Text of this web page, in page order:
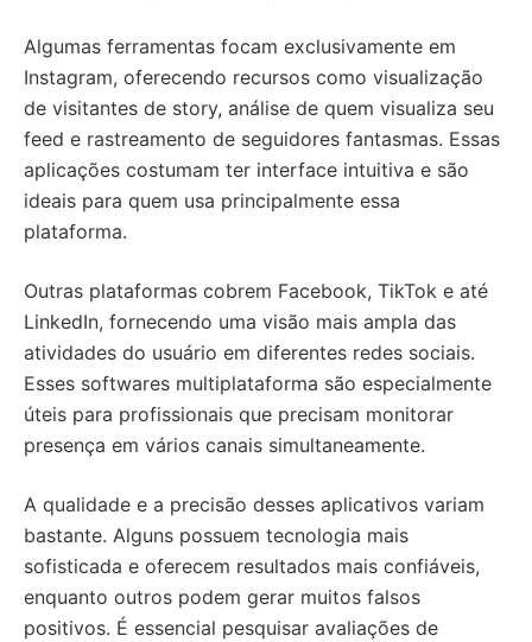
Algumas ferramentas focam exclusivamente em
Instagram, oferecendo recursos como visualização
de visitantes de story, análise de quem visualiza seu
feed e rastreamento de seguidores fantasmas. Essas
aplicações costumam ter interface intuitiva e são
ideais para quem usa principalmente essa
plataforma.
Outras plataformas cobrem Facebook, TikTok e até
LinkedIn, fornecendo uma visão mais ampla das
atividades do usuário em diferentes redes sociais.
Esses softwares multiplataforma são especialmente
úteis para profissionais que precisam monitorar
presença em vários canais simultaneamente.
A qualidade e a precisão desses aplicativos variam
bastante. Alguns possuem tecnologia mais
sofisticada e oferecem resultados mais confiáveis,
enquanto outros podem gerar muitos falsos
positivos. É essencial pesquisar avaliações de